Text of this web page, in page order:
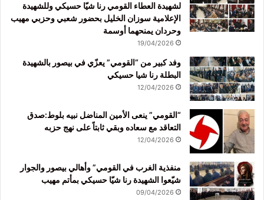
لشهيدة العطاء القومي رنا شيّا حسيكي وللشهيدة
الإعلامية سوزان الخليل بحضور شعبي وحزبي مهيب
وحردان يمنحهما أوسمة
19/04/2026
وفد كبير من “القومي” يعزّي في بيصور بالشهيدة
البطلة رنا شيا حسيكي
12/04/2026
“القومي” ينعى الأمين المناضل نبيه بلوط:صدق
التعاقد مع سعاده وبقي ثابتاً على نهج حزبه
12/04/2026
منفذية الغرب في القومي” وأهالي بيصور والجوار
شيّعوا الشهيدة رنا شيّا حسيكي بمأتم مهيب
09/04/2026